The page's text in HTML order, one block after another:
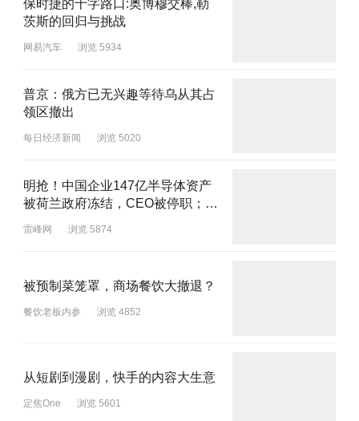
保时捷的十字路口:奥博穆交棒,勒
茨斯的回归与挑战
网易汽车 浏览 5934
普京：俄方已无兴趣等待乌从其占
领区撤出
每日经济新闻 浏览 5020
明抢！中国企业147亿半导体资产
被荷兰政府冻结，CEO被停职；小
光；美团外卖骑手能屏蔽顾客了丨
雷峰网 浏览 5874
被预制菜笼罩，商场餐饮大撤退？
餐饮老板内参 浏览 4852
从短剧到漫剧，快手的内容大生意
定焦One 浏览 5601